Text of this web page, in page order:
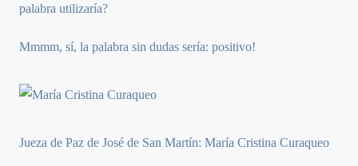
palabra utilizaría?
Mmmm, sí, la palabra sin dudas sería: positivo!
Jueza de Paz de José de San Martín: María Cristina Curaqueo